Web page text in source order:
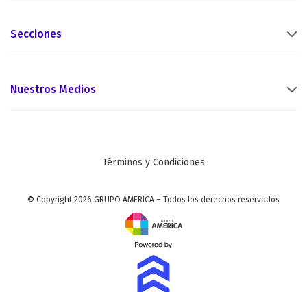
Secciones
Nuestros Medios
Términos y Condiciones
© Copyright 2026 GRUPO AMERICA – Todos los derechos reservados